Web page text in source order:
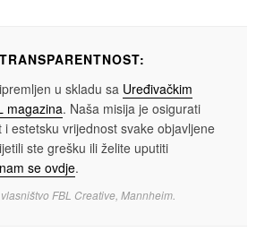
u skladu sa Uređivačkim
magazina. Naša misija je osigurati
estetsku vrijednost svake objavljene
ste grešku ili želite uputiti
se ovdje.
FBL Creative, Mannheim.